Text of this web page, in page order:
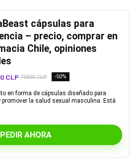
cápsulas para
– precio, comprar en
Chile, opiniones
CLP 75800 CLP -50%
en forma de cápsulas diseñado para
la salud sexual masculina. Está
PEDIR AHORA